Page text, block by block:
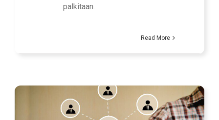
palkitaan.
Read More